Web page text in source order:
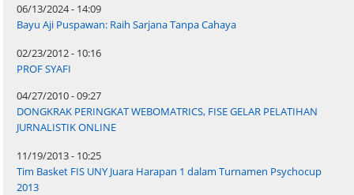
06/13/2024 - 14:09
Bayu Aji Puspawan: Raih Sarjana Tanpa Cahaya
02/23/2012 - 10:16
PROF SYAFI
04/27/2010 - 09:27
DONGKRAK PERINGKAT WEBOMATRICS, FISE GELAR PELATIHAN
JURNALISTIK ONLINE
11/19/2013 - 10:25
Tim Basket FIS UNY Juara Harapan 1 dalam Turnamen Psychocup
2013